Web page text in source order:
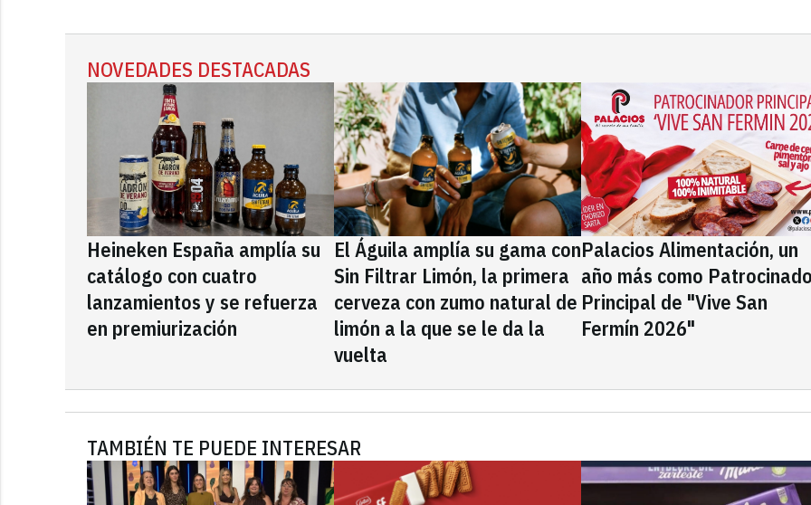
NOVEDADES DESTACADAS
Heineken España amplía su
catálogo con cuatro
lanzamientos y se refuerza
en premiurización
El Águila amplía su gama con
Sin Filtrar Limón, la primera
cerveza con zumo natural de
limón a la que se le da la
vuelta
Palacios Alimentación, un
año más como
Principal de "Vive San
Fermín 2026"
TAMBIÉN TE PUEDE INTERESAR